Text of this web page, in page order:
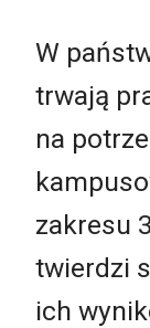
W
trwają
na
zakresu
twierdzi
ich